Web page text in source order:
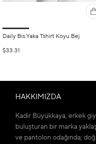
Daily Bis.Yaka Tshirt Koyu Bej
$33.31
HAKKIMIZDA
Kadir Büyükkaya, erkek
buluşturan bir marka
ve pantolon odağında;